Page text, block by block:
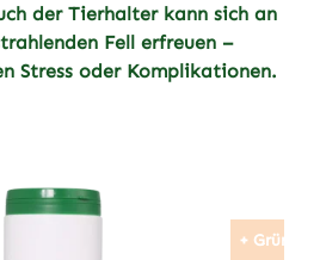
der Tierhalter kann sich an
Fell erfreuen –
Stress oder Komplikationen.
+